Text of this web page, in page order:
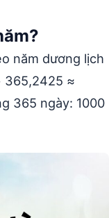
năm dương lịch
365,2425 ≈
365 ngày: 1000